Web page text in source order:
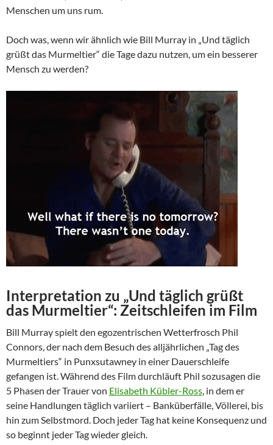
Menschen um uns rum.
Doch was, wenn wir ähnlich wie Bill Murray in „Und täglich
grüßt das Murmeltier“ die Tage dazu nutzen, um ein besserer
Mensch zu werden?
Interpretation zu „Und täglich grüßt
das Murmeltier“: Zeitschleifen im Film
Bill Murray spielt den egozentrischen Wetterfrosch Phil
Connors, der nach dem Besuch des alljährlichen „Tag des
Murmeltiers“ in Punxsutawney in einer Dauerschleife
gefangen ist. Während des Film durchläuft Phil sozusagen die
5 Phasen der Trauer von Elisabeth Kübler-Ross , in dem er
seine Handlungen täglich variiert – Banküberfälle, Völlerei, bis
hin zum Selbstmord. Doch jeder Tag hat keine Konsequenz und
so beginnt jeder Tag wieder gleich.